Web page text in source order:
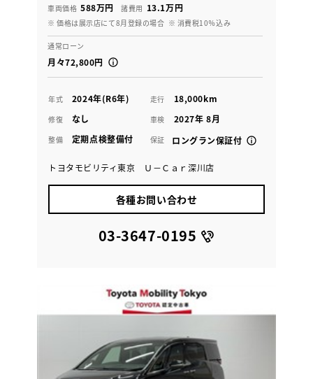
車両価格 588万円 諸費用 13.1万円
※ 価格は展示店にて8月登録の場合 ※ 消費税10％込み
通常ローン
月々72,800円
年式 2024年(R6年) 走行 18,000km
修復 なし 車検 2027年 8月
整備 定期点検整備付 保証 ロングラン保証付
トヨタモビリティ東京 Ｕ－Ｃａｒ深川店
各種お問い合わせ
03-3647-0195